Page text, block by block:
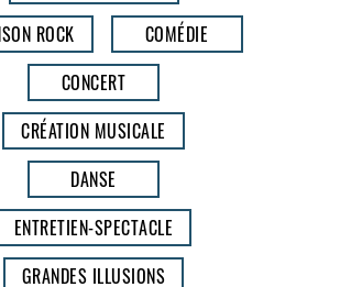
ROCK
COMÉDIE
CONCERT
CRÉATION MUSICALE
DANSE
ENTRETIEN-SPECTACLE
GRANDES ILLUSIONS